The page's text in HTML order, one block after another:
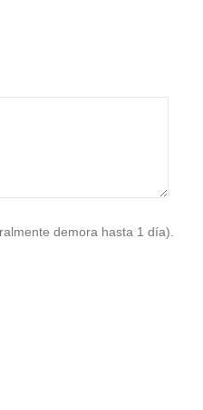
demora hasta 1 día).